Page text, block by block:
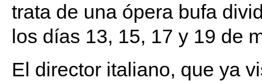
trata de una ópera bufa
los días 13, 15, 17 y 19 de
El director italiano, que ya